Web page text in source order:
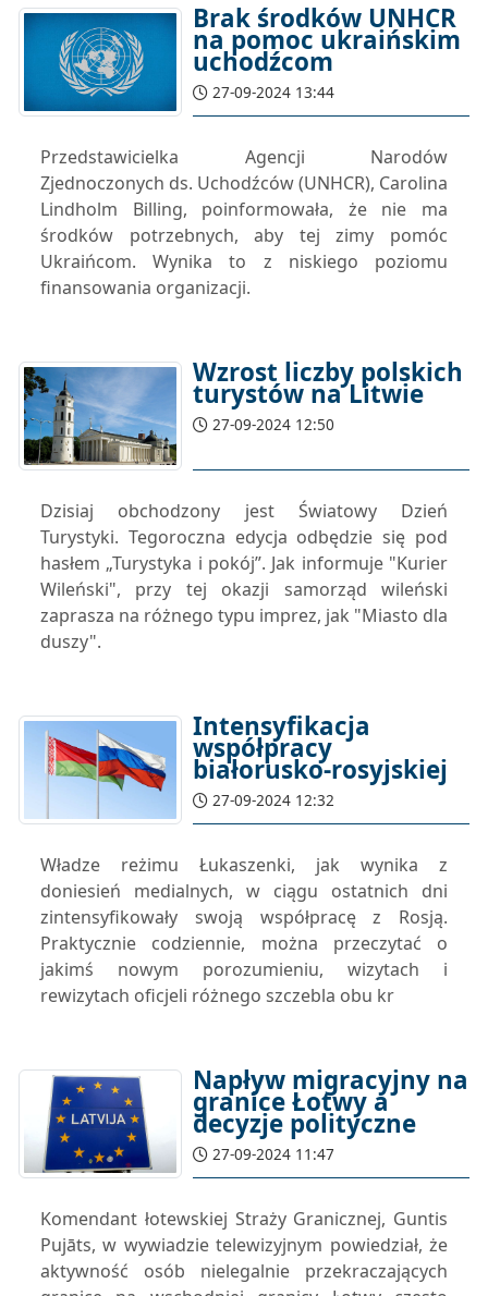
Brak środków UNHCR
na pomoc ukraińskim
uchodźcom
27-09-2024 13:44
Przedstawicielka Agencji Narodów
Zjednoczonych ds. Uchodźców (UNHCR), Carolina
Lindholm Billing, poinformowała, że nie ma
środków potrzebnych, aby tej zimy pomóc
Ukraińcom. Wynika to z niskiego poziomu
finansowania organizacji.
Wzrost liczby polskich
turystów na Litwie
27-09-2024 12:50
Dzisiaj obchodzony jest Światowy Dzień
Turystyki. Tegoroczna edycja odbędzie się pod
hasłem „Turystyka i pokój”. Jak informuje "Kurier
Wileński", przy tej okazji samorząd wileński
zaprasza na różnego typu imprez, jak "Miasto dla
duszy".
Intensyfikacja
współpracy
białorusko-rosyjskiej
27-09-2024 12:32
Władze reżimu Łukaszenki, jak wynika z
doniesień medialnych, w ciągu ostatnich dni
zintensyfikowały swoją współpracę z Rosją.
Praktycznie codziennie, można przeczytać o
jakimś nowym porozumieniu, wizytach i
rewizytach oficjeli różnego szczebla obu kr
Napływ migracyjny na
granice Łotwy a
decyzje polityczne
27-09-2024 11:47
Komendant łotewskiej Straży Granicznej, Guntis
Pujāts, w wywiadzie telewizyjnym powiedział, że
aktywność osób nielegalnie przekraczających